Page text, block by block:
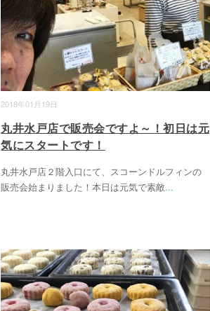
2018年01月19日
丸井水戸店で販売会ですよ～！初日は元
気にスタートです！
丸井水戸店２階入口にて、スコーンドルフィンの
販売会始まりました！本日は元気で素敵...